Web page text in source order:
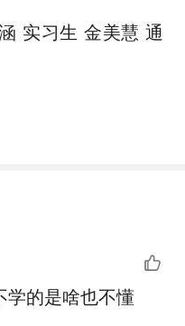
实习生 金美慧 通
学的是啥也不懂